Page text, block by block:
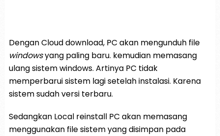
Dengan Cloud download, PC akan mengunduh file
windowsyang paling baru. kemudian memasang
ulang sistem windows. Artinya PC tidak
memperbarui sistem lagi setelah instalasi. Karena
sistem sudah versi terbaru.
Sedangkan Local reinstall PC akan memasang
menggunakan file sistem yang disimpan pada